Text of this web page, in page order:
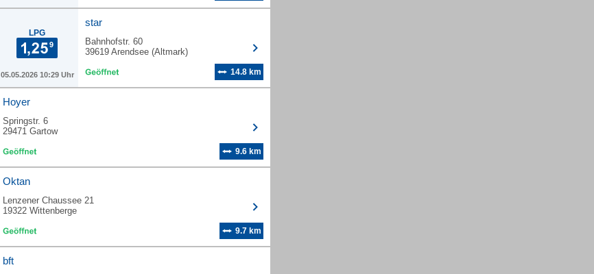
LPG
05.05.2026 10:29 Uhr
star
Bahnhofstr. 60
39619 Arendsee (Altmark)
14.8 km
Hoyer
Springstr. 6
29471 Gartow
9.6 km
Oktan
Lenzener Chaussee 21
19322 Wittenberge
9.7 km
bft